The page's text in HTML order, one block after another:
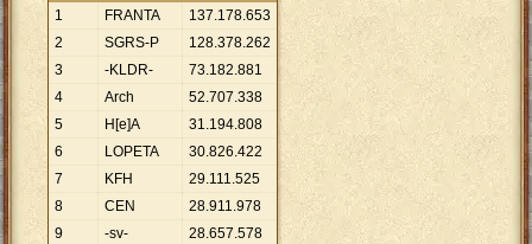
1
FRANTA 137.178.653
2
SGRS-P 128.378.262
3
-KLDR- 73.182.881
4
Arch 52.707.338
5
H[e]A 31.194.808
6
LOPETA 30.826.422
7
KFH 29.111.525
8
CEN 28.911.978
9
-sv- 28.657.578